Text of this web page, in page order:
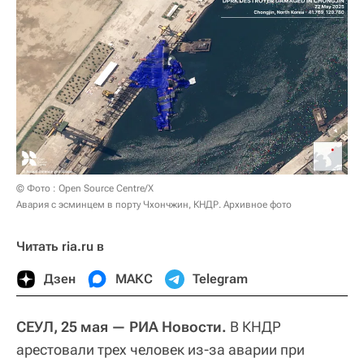
© Фото : Open Source Centre/X
Авария с эсминцем в порту Чхончжин, КНДР. Архивное фото
Читать ria.ru в
Дзен МАКС Telegram
СЕУЛ, 25 мая — РИА Новости. В КНДР
арестовали трех человек из-за аварии при